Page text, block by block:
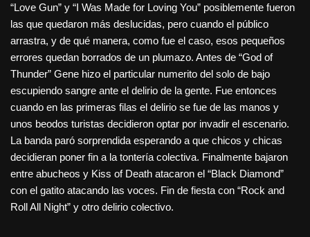
“Love Gun” y “I Was Made for Loving You” posiblemente fueron
las que quedaron más deslucidas, pero cuando el público
arrastra, y de qué manera, como fue el caso, esos pequeños
errores quedan borrados de un plumazo. Antes de “God of
Thunder” Gene hizo el particular numerito del solo de bajo
escupiendo sangre ante el delirio de la gente. Fue entonces
cuando en las primeras filas el delirio se fue de las manos y
unos beodos turistas decidieron optar por invadir el escenario.
La banda paró sorprendida esperando a que chicos y chicas
decidieran poner fin a la tontería colectiva. Finalmente bajaron
entre abucheos y Kiss of Death atacaron el “Black Diamond”
con el gatito atacando las voces. Fin de fiesta con “Rock and
Roll All Night” y otro delirio colectivo.